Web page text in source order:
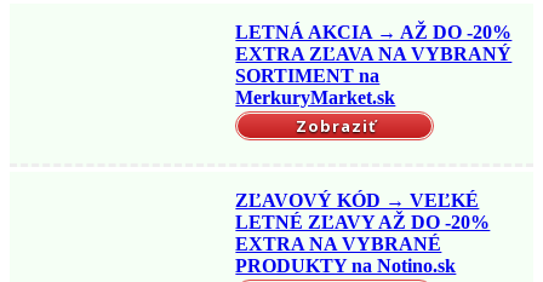
LETNÁ AKCIA → AŽ DO -20%
EXTRA ZĽAVA NA VYBRANÝ
SORTIMENT na
MerkuryMarket.sk
Zobraziť
ZĽAVOVÝ KÓD → VEĽKÉ
LETNÉ ZĽAVY AŽ DO -20%
EXTRA NA VYBRANÉ
PRODUKTY na Notino.sk